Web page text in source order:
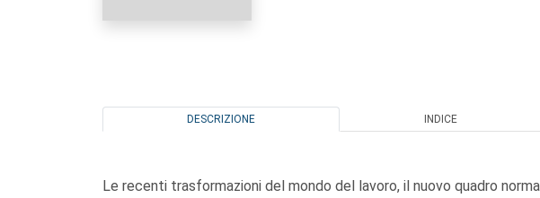
DESCRIZIONE INDICE
Le recenti trasformazioni del mondo del lavoro, il nuovo quadro